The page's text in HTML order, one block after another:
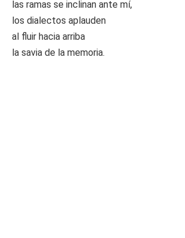
las ramas se inclinan ante mí,
los dialectos aplauden
al fluir hacia arriba
la savia de la memoria.